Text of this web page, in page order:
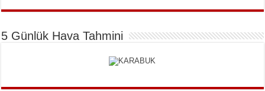
5 Günlük Hava Tahmini